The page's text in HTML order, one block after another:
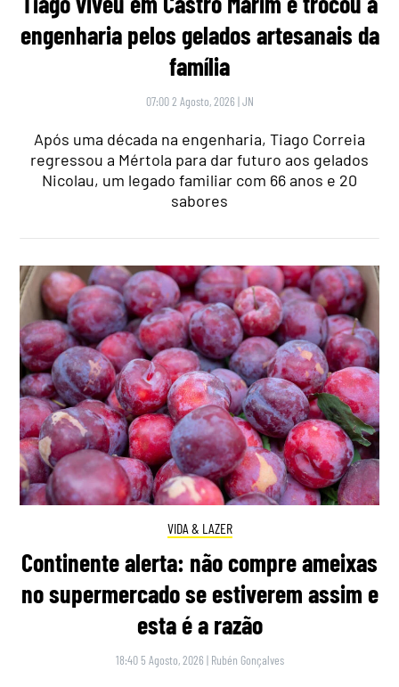
engenharia pelos gelados artesanais da
família
07:00 2 Agosto, 2026 |JN
Após uma década na engenharia, Tiago Correia
regressou a Mértola para dar futuro aos gelados
Nicolau, um legado familiar com 66 anos e 20
sabores
VIDA & LAZER
Continente alerta: não compre ameixas
no supermercado se estiverem assim e
esta é a razão
18:40 5 Agosto, 2026 | Rubén Gonçalves